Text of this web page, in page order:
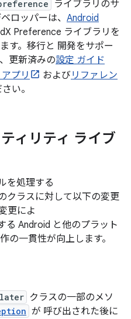
ライブラリのサ
ロッパーは、 Android
Preference ライブラリを
す。移行と 開発をサポー
更新済みの設定 ガイド
プリ および リファレン
い。
ィリティ ライブ
を処理する
クラスに対して以下の変更
更によ
る Android と他のプラット
の一貫性が向上します。
クラスの一部のメソ
が 呼び出された後に